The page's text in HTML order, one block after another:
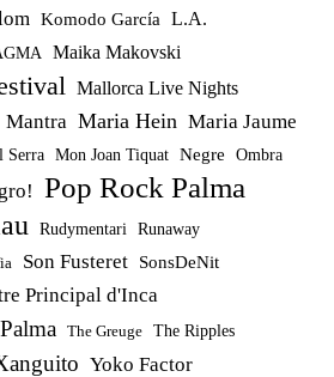
Komodo García L.A.
Maika Makovski
Mallorca Live Nights
Mantra Maria Hein Maria Jaume
Serra Mon Joan Tiquat Negre Ombra
Pop Rock Palma
Rudymentari Runaway
Son Fusteret SonsDeNit
Principal d'Inca
The Greuge The Ripples
Yoko Factor